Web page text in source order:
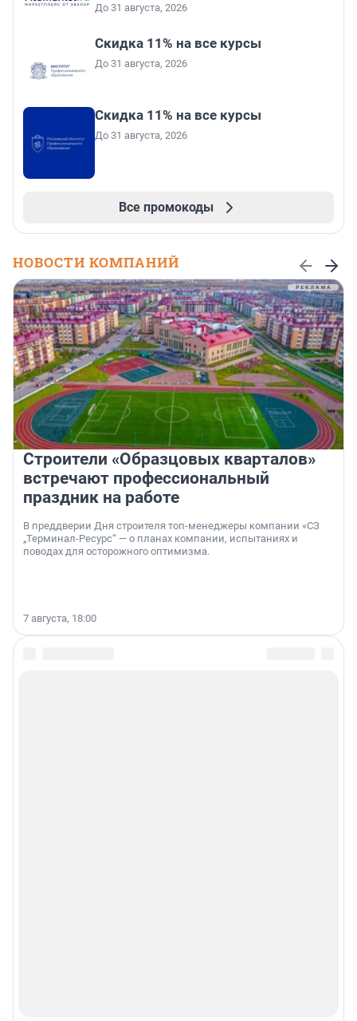
До 31 августа, 2026
Скидка 11% на все курсы
До 31 августа, 2026
Скидка 11% на все курсы
До 31 августа, 2026
Все промокоды
НОВОСТИ КОМПАНИЙ
Строители «Образцовых кварталов»
встречают профессиональный
праздник на работе
В преддверии Дня строителя топ-менеджеры компании «СЗ
„Терминал-Ресурс“ — о планах компании, испытаниях и
поводах для осторожного оптимизма.
7 августа, 18:00